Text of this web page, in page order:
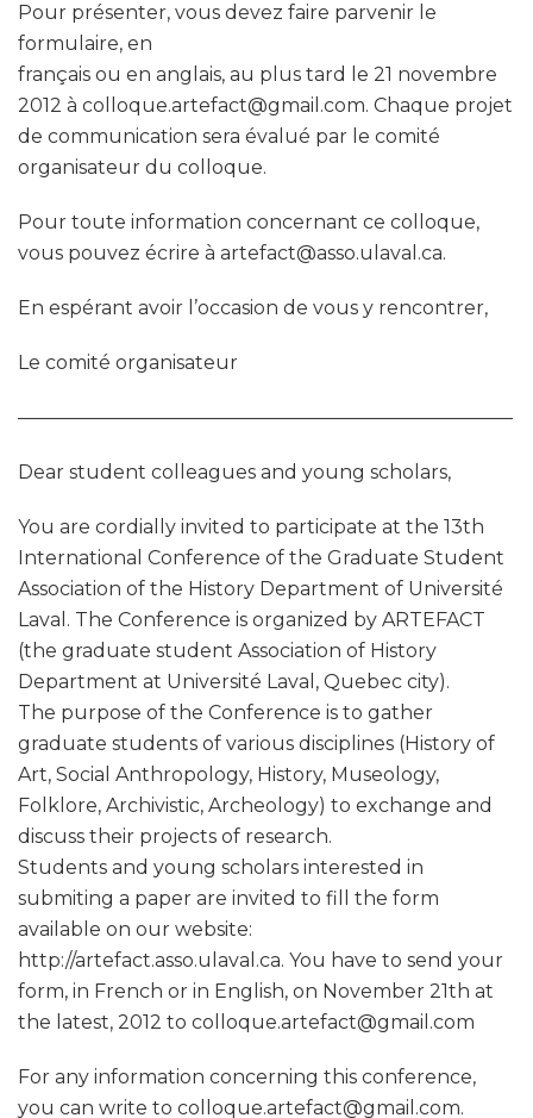
Pour présenter, vous devez faire parvenir le
formulaire, en
français ou en anglais, au plus tard le 21 novembre
2012 à colloque.artefact@gmail.com. Chaque projet
de communication sera évalué par le comité
organisateur du colloque.
Pour toute information concernant ce colloque,
vous pouvez écrire à artefact@asso.ulaval.ca.
En espérant avoir l’occasion de vous y rencontrer,
Le comité organisateur
——————————————————————————
Dear student colleagues and young scholars,
You are cordially invited to participate at the 13th
International Conference of the Graduate Student
Association of the History Department of Université
Laval. The Conference is organized by ARTEFACT
(the graduate student Association of History
Department at Université Laval, Quebec city).
The purpose of the Conference is to gather
graduate students of various disciplines (History of
Art, Social Anthropology, History, Museology,
Folklore, Archivistic, Archeology) to exchange and
discuss their projects of research.
Students and young scholars interested in
submiting a paper are invited to fill the form
available on our website:
http://artefact.asso.ulaval.ca. You have to send your
form, in French or in English, on November 21th at
the latest, 2012 to colloque.artefact@gmail.com
For any information concerning this conference,
you can write to colloque.artefact@gmail.com.